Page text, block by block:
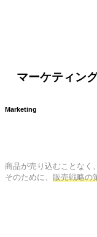
マーケティン
Marketing
商品が売り込むことなく
そのために、 販売戦略の